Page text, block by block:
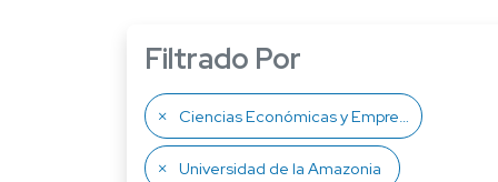
Filtrado Por
Ciencias Económicas y Empresariales
Universidad de la Amazonia